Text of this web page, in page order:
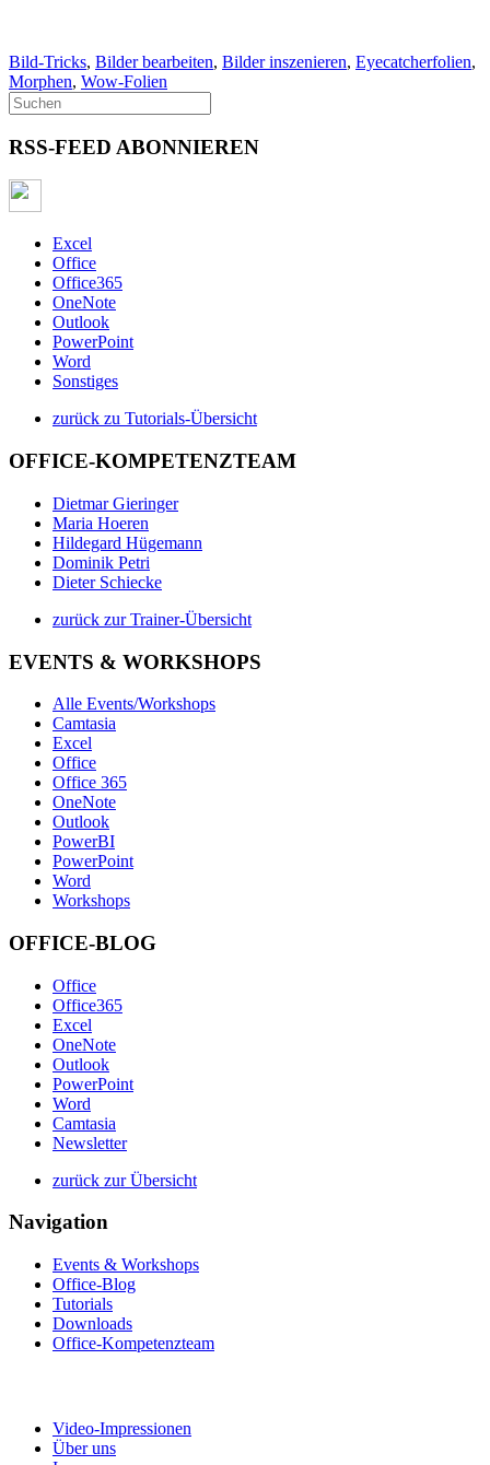
Bild-Tricks, Bilder bearbeiten, Bilder inszenieren, Eyecatcherfolien,
Morphen, Wow-Folien
RSS-FEED ABONNIEREN
Excel
Office
Office365
OneNote
Outlook
PowerPoint
Word
Sonstiges
zurück zu Tutorials-Übersicht
OFFICE-KOMPETENZTEAM
Dietmar Gieringer
Maria Hoeren
Hildegard Hügemann
Dominik Petri
Dieter Schiecke
zurück zur Trainer-Übersicht
EVENTS & WORKSHOPS
Alle Events/Workshops
Camtasia
Excel
Office
Office 365
OneNote
Outlook
PowerBI
PowerPoint
Word
Workshops
OFFICE-BLOG
Office
Office365
Excel
OneNote
Outlook
PowerPoint
Word
Camtasia
Newsletter
zurück zur Übersicht
Navigation
Events & Workshops
Office-Blog
Tutorials
Downloads
Office-Kompetenzteam
Video-Impressionen
Über uns